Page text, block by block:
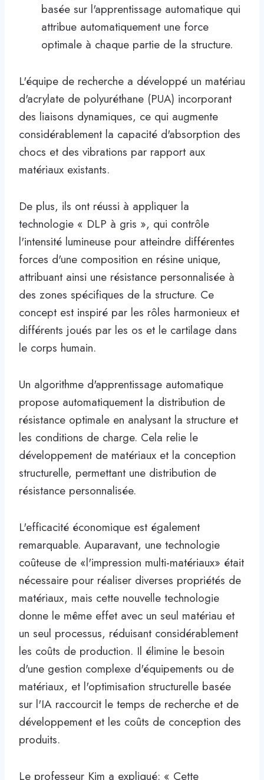
basée sur l'apprentissage automatique qui
attribue automatiquement une force
optimale à chaque partie de la structure.
L'équipe de recherche a développé un matériau
d'acrylate de polyuréthane (PUA) incorporant
des liaisons dynamiques, ce qui augmente
considérablement la capacité d'absorption des
chocs et des vibrations par rapport aux
matériaux existants.
De plus, ils ont réussi à appliquer la
technologie « DLP à gris », qui contrôle
l'intensité lumineuse pour atteindre différentes
forces d'une composition en résine unique,
attribuant ainsi une résistance personnalisée à
des zones spécifiques de la structure. Ce
concept est inspiré par les rôles harmonieux et
différents joués par les os et le cartilage dans
le corps humain.
Un algorithme d'apprentissage automatique
propose automatiquement la distribution de
résistance optimale en analysant la structure et
les conditions de charge. Cela relie le
développement de matériaux et la conception
structurelle, permettant une distribution de
résistance personnalisée.
L'efficacité économique est également
remarquable. Auparavant, une technologie
coûteuse de «l'impression multi-matériaux» était
nécessaire pour réaliser diverses propriétés de
matériaux, mais cette nouvelle technologie
donne le même effet avec un seul matériau et
un seul processus, réduisant considérablement
les coûts de production. Il élimine le besoin
d'une gestion complexe d'équipements ou de
matériaux, et l'optimisation structurelle basée
sur l'IA raccourcit le temps de recherche et de
développement et les coûts de conception des
produits.
Le professeur Kim a expliqué: « Cette